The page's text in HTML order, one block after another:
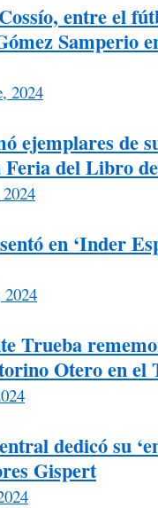
entre el
Samperio
2024
ejemplares de
Feria del Libro
en ‘Inder
2024
Trueba
Otero en el
dedicó su
Gispert